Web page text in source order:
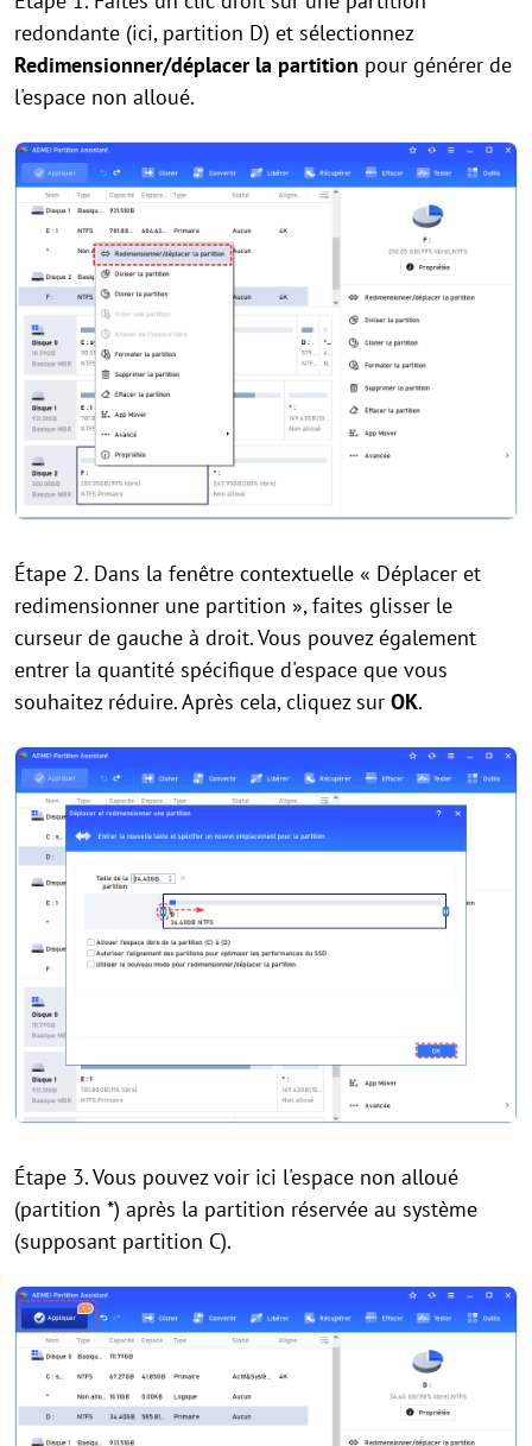
redondante (ici, partition D) et sélectionnez
Redimensionner/déplacer la partition pour générer de
l'espace non alloué.
Étape 2. Dans la fenêtre contextuelle « Déplacer et
redimensionner une partition », faites glisser le
curseur de gauche à droit. Vous pouvez également
entrer la quantité spécifique d'espace que vous
souhaitez réduire. Après cela, cliquez sur OK.
Étape 3. Vous pouvez voir ici l'espace non alloué
(partition *) après la partition réservée au système
(supposant partition C).